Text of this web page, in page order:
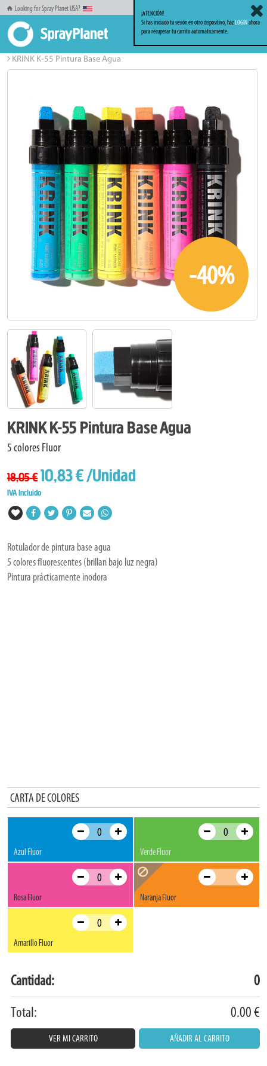
Looking for Spray Planet USA?
Inicio
KRINK
KRINK K-55 Pintura Base Agua
-40%
KRINK K-55 Pintura Base Agua
5 colores Fluor
18,05 € 10,83 €/Unidad
IVA Incluido
Rotulador de pintura base agua
5 colores fluorescentes (brillan bajo luz negra)
Pintura prácticamente inodora
CARTA DE COLORES
Azul Fluor Verde Fluor
Rosa Fluor Naranja Fluor
Amarillo Fluor
Cantidad:
0
Total:
€
0.00
VER MI CARRITO AÑADIR AL CARRITO
¡ATENCIÓN!
Si has iniciado tu sesión en otro dispositivo, hazLOGINahora
para recuperar tu carrito automáticamente.